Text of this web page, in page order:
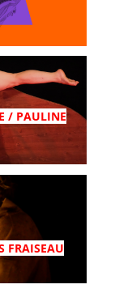
/ PAULINE
FRAISEAU